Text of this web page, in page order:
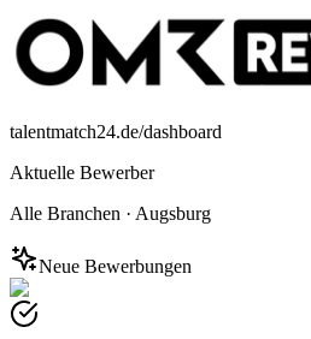
talentmatch24.de/dashboard
Aktuelle Bewerber
Alle Branchen · Augsburg
Neue Bewerbungen